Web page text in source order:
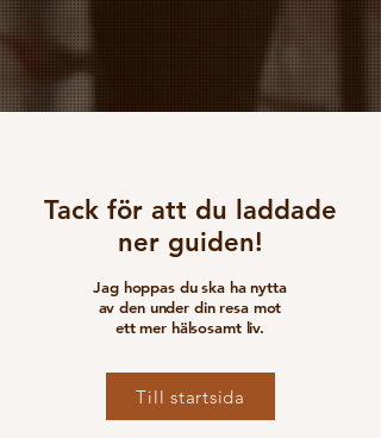
Tack för att du laddade
ner guiden!
Jag hoppas du ska ha nytta
av den under din resa mot
ett mer hälsosamt liv.
Till startsida